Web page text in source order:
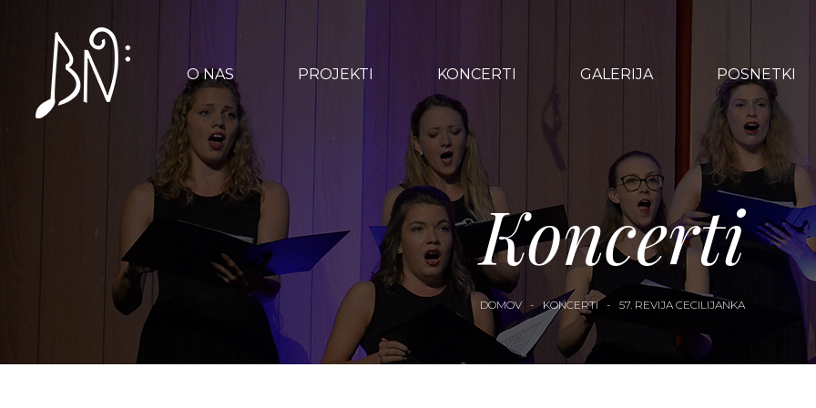
O NAS PROJEKTI KONCERTI GALERIJA POSNETKI
Koncerti
DOMOV-KONCERTI- 57. REVIJA CECILIJANKA